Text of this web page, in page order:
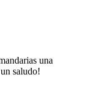
una
saludo!